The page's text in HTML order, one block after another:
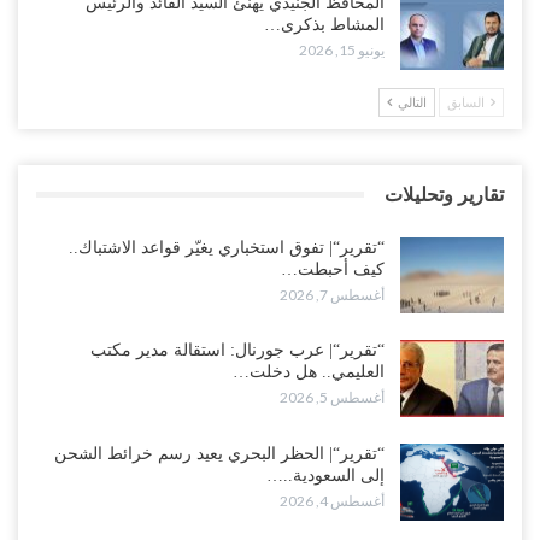
في جبهات مأرب وتعز والضالع..!
أغسطس 5, 2026
السعودية تُصعّد الحصار على اليمنيين.. وقرار بحرمان طلاب الشمال من
العليمي يشغل خصومه بمعارك التعيينات.. وتحركات موازية للسيطرة على
ملفات المال والنفط..!
أغسطس 5, 2026
“تقرير“| الحظر البحري يعيد رسم خرائط الشحن إلى السعودية.. ناقلات
النفط تلتف حول أفريقيا وسفن تعلن: “لا توجد شحنة…
أغسطس 4, 2026
مليون برميل يشعل غضب حضرموت..!
أغسطس 4, 2026
المشاط بذكرى…
يونيو 15, 2026
السابق التالي
تقارير وتحليلات
“تقرير“| تفوق استخباري يغيّر قواعد الاشتباك..
كيف أحبطت…
أغسطس 7, 2026
“تقرير“| عرب جورنال: استقالة مدير مكتب
العليمي.. هل دخلت…
أغسطس 5, 2026
“تقرير“| الحظر البحري يعيد رسم خرائط الشحن
إلى السعودية..…
أغسطس 4, 2026